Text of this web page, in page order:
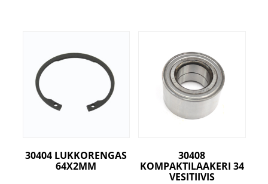
30404 LUKKORENGAS
64X2MM
30408
KOMPAKTILAAKERI 34
VESITIIVIS